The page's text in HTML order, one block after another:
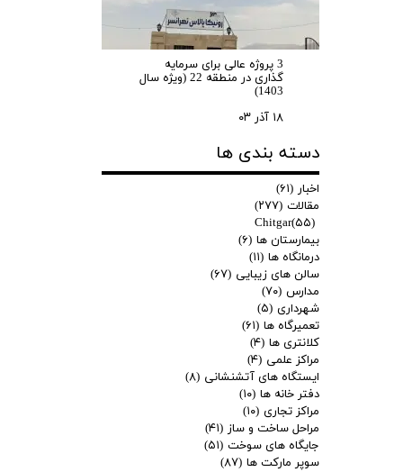
3 پروژه عالی برای سرمایه
گذاری در منطقه 22 (ویژه سال
1403)
۱۸ آذر ۰۳
دسته بندی ها
اخبار (۶۱)
مقالات (۲۷۷)
Chitgar(۵۵)
بیمارستان ها (۶)
درمانگاه ها (۱۱)
سالن های زیبایی (۶۷)
مدارس (۷۰)
شهرداری (۵)
تعمیرگاه ها (۶۱)
کلانتری ها (۴)
مراکز علمی (۴)
ایستگاه های آتشنشانی (۸)
دفتر خانه ها (۱۰)
مراکز تجاری (۱۰)
مراحل ساخت و ساز (۴۱)
جایگاه های سوخت (۵۱)
سوپر مارکت ها (۸۷)